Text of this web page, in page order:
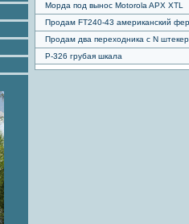
Морда под вынос Motorola APX XTL
Продам FT240-43 американский
Продам два переходника с N
Р-326 грубая шкала